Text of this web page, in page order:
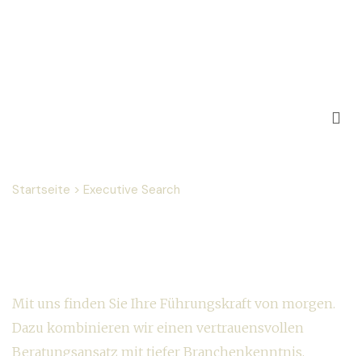
Startseite > Executive Search
Mit uns finden Sie Ihre Führungskraft von morgen.
Dazu kombinieren wir einen vertrauensvollen
Beratungsansatz mit tiefer Branchenkenntnis,